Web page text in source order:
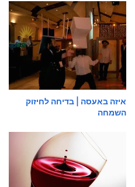
איזה באעסה | בדיחה לחיזוק
השמחה